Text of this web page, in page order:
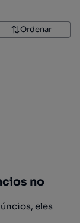
Ordenar
no
eles